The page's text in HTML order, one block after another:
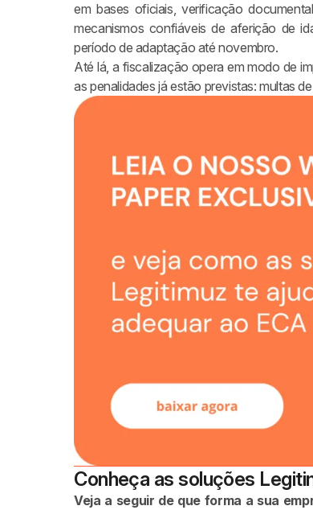
em bases oficiais, verificação
mecanismos confiáveis de aferição de
período de adaptação até novembro.
Até lá, a fiscalização opera em modo de
as penalidades já estão previstas: multas
Conheça as soluções
Veja a seguir de que forma a sua